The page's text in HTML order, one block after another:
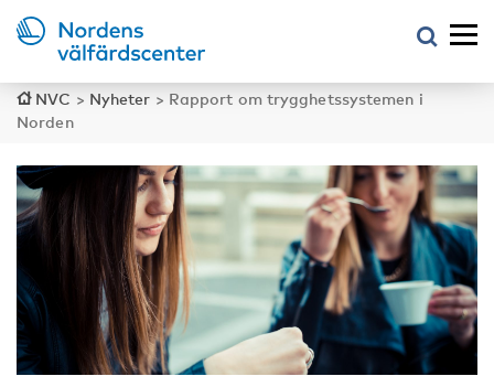
NVC > Nyheter > Rapport om trygghetssystemen i
Norden